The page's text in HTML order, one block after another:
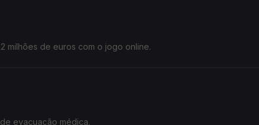
milhões de euros com o jogo online.
evacuação médica.